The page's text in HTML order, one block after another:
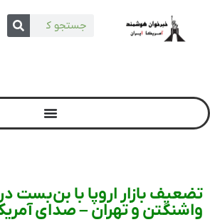
تضعیف بازار اروپا با بن‌بست
واشنگتن و تهران – صدای